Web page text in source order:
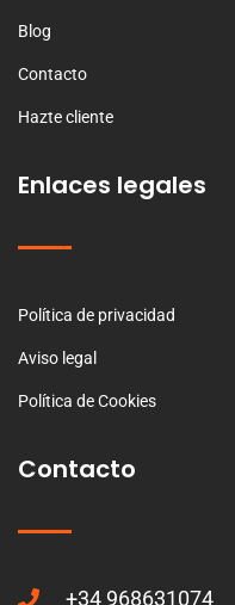
Blog
Contacto
Hazte cliente
Enlaces legales
Política de privacidad
Aviso legal
Política de Cookies
Contacto
+34 968631074